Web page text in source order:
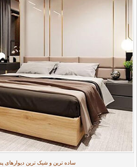
ساده ترین و شیک ترین